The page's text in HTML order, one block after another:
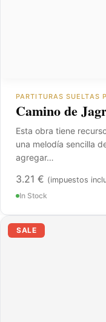
PARTITURAS SUELTAS
Camino de
Esta obra tiene
una melodía sencilla
agregar…
3.21 € (impuestos
In Stock
SALE